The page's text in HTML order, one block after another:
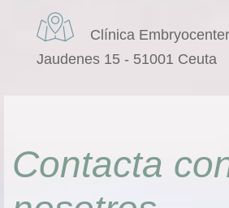
Clínica
Jaudenes 15 - 51001 Ceuta
Contacta